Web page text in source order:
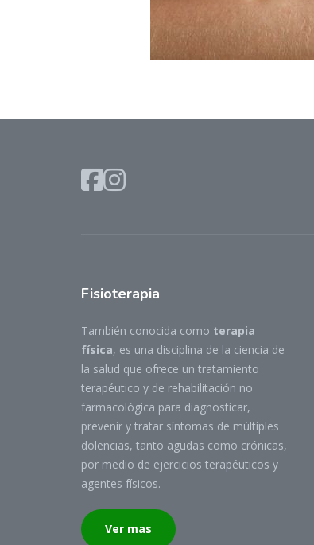
Fisioterapia
También conocida como terapia
física, es una disciplina de la ciencia de
la salud que ofrece un tratamiento
terapéutico y de rehabilitación no
farmacológica para diagnosticar,
prevenir y tratar síntomas de múltiples
dolencias, tanto agudas como crónicas,
por medio de ejercicios terapéuticos y
agentes físicos.
Ver mas